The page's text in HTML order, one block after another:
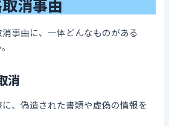
消事由
事由に、一体どんなものがある
消
、偽造された書類や虚偽の情報を